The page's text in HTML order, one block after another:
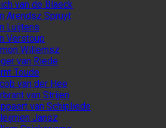
van de Blaeck
Arendsz Spruyt
Luijtens
Verstoup
Willemsz
van Riede
Toude
van der Hee
van Strijen
van Schipliede
Jansz